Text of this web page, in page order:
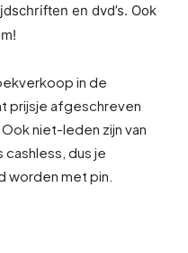
en dvd’s. Ook
in de
prijsje afgeschreven
niet-leden zijn van
dus je
worden met pin.